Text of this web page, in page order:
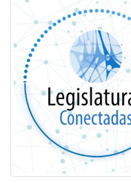
Previous